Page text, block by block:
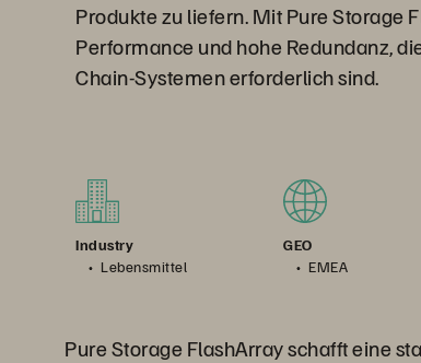
Produkte zu liefern. Mit Pure Storage
Performance und hohe Redundanz,
Chain-Systemen erforderlich sind.
Industry
Lebensmittel
GEO
EMEA
Pure Storage FlashArray schafft eine